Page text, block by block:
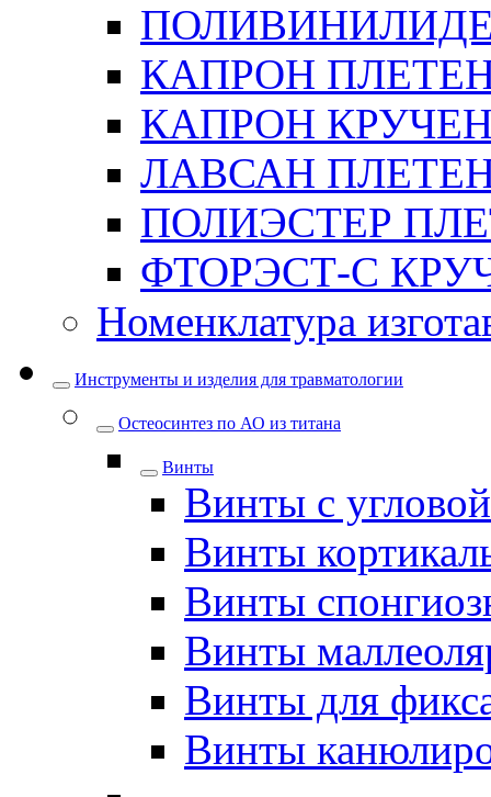
КАПРОН
КАПРОН
ЛАВСАН
ПОЛИЭСТЕР
ФТОРЭСТ-С
Номенклатура
Инструменты и изделия для травматологии
Остеосинтез по АО из титана
Винты
Винты с
Винты
Винты
Винты
Винты для
Винты